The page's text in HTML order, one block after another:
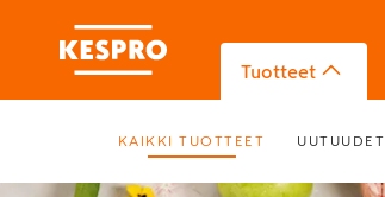
Tuotteet
KAIKKI TUOTTEET UUTUUDET